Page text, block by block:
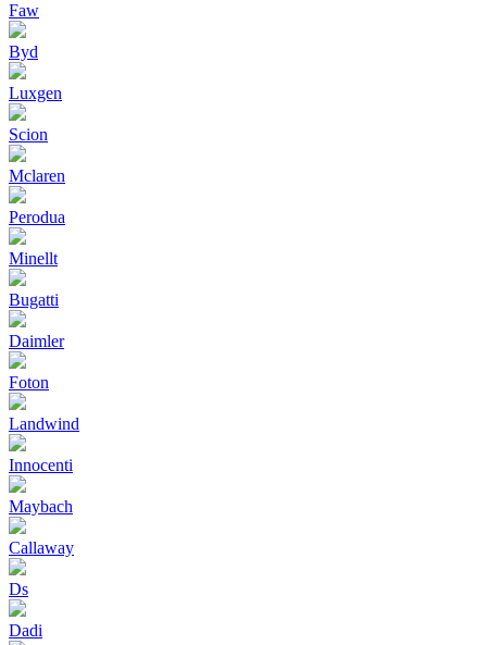
Faw
Byd
Luxgen
Scion
Mclaren
Perodua
Minellt
Bugatti
Daimler
Foton
Landwind
Innocenti
Maybach
Callaway
Ds
Dadi